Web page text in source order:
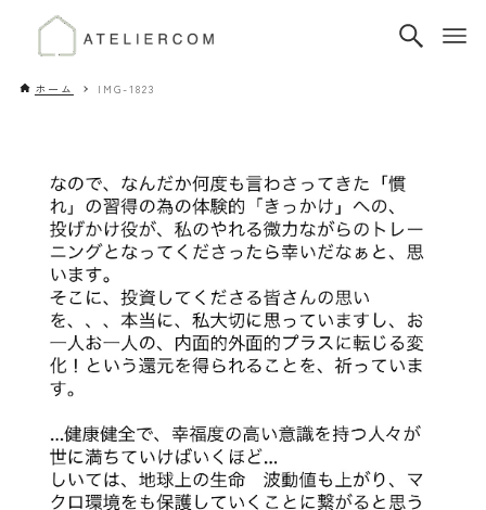
ホーム IMG-1823